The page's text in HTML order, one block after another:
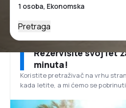
Pretraga
Rezervišite svoj let
minuta!
Koristite pretraživač na vrhu
kada letite, a mi ćemo se